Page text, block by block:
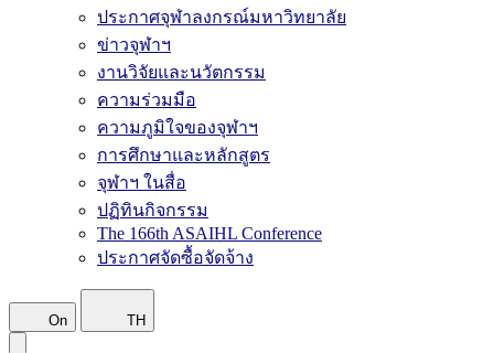
ประกาศจุฬาลงกรณ์มหาวิทยาลัย
ข่าวจุฬาฯ
งานวิจัยและนวัตกรรม
ความร่วมมือ
ความภูมิใจของจุฬาฯ
การศึกษาและหลักสูตร
จุฬาฯ ในสื่อ
ปฏิทินกิจกรรม
The 166th ASAIHL Conference
ประกาศจัดซื้อจัดจ้าง
On TH